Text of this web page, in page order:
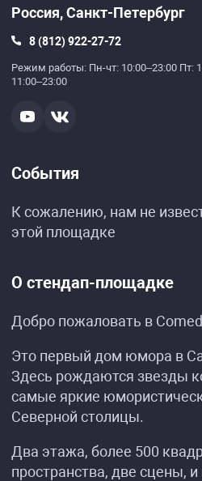
Россия,Санкт-Петербург
Режим работы: Пн-чт: 10:00–23:00 Пт:
11:00–23:00
8 (812) 922-27-72
События
К сожалению, нам не
этой площадке
О стендап-площадке
Добро пожаловать в
Это первый дом юмора в
Здесь рождаются звезды
самые яркие
Северной столицы.
Два этажа, более 500
пространства, две сцены,